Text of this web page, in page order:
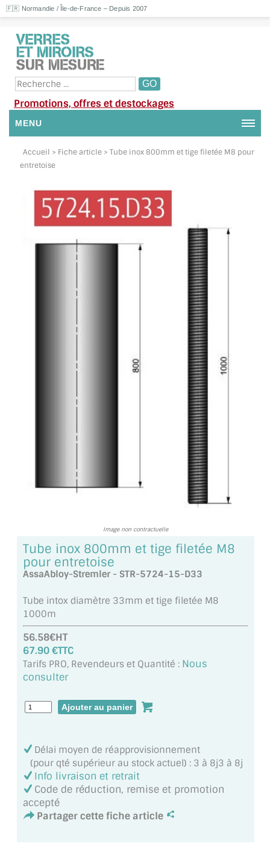
🇫🇷 Normandie / Île-de-France – Depuis 2007
Promotions, offres et destockages
MENU
NOUS CONTACTER
DEMANDE DE DEVIS
SUIVI DE DEVIS
SUIVI DE COMMANDE
INSPIRATIONS ET NOUVEAUTÉS
AMBIANCE LAITON BROSSÉ
MIROIRS VIEILLIS AMBIANCE BRASSERIE
MIROIR VIEILLI
MIROIR DÉCORATIF DE COULEUR
LOTS DE MIROIRS EN MOZAÏQUE
MIROIR DE SALLE DE BAIN
MIROIR PAROI DE DOUCHE
MIROIR POUR SALLE DE SPORT
MIROIR POUR SALLE DE DANSE
MIROIR ENCADRÉ
MIROIR TV
VERRE SUR MESURE
VERRE TREMPÉ (SÉCURIT)
PAROI DE DOUCHE
VERRE FEUILLETÉ
Accueil > Fiche article > Tube inox 800mm et tige filetée M8 pour
entretoise
Image non contractuelle
Tube inox 800mm et tige filetée M8
pour entretoise
AssaAbloy-Stremler - STR-5724-15-D33
Tube intox diamètre 33mm et tige filetée M8
1000m
56.58€HT
67.90 €TTC
Tarifs PRO, Revendeurs et Quantité : Nous
consulter
Délai moyen de réapprovisionnement
(pour qté supérieur au stock actuel) : 3 à 8j3 à 8j
Info livraison et retrait
Code de réduction, remise et promotion
accepté
Partager cette fiche article